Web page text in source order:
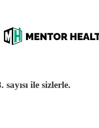
ile sizlerle.